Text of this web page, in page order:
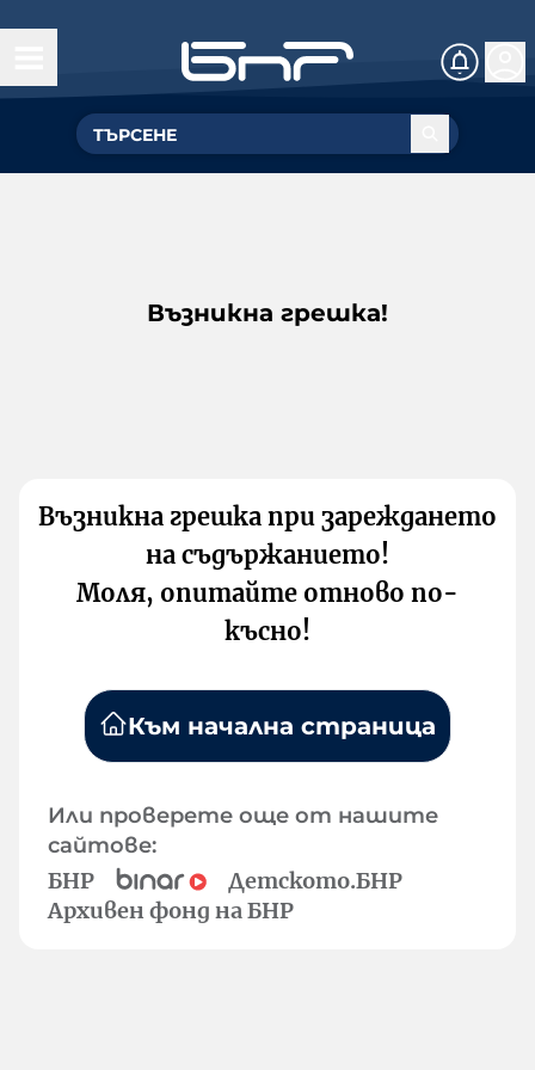
Възникна грешка!
Възникна грешка при зареждането
на съдържанието!
Моля, опитайте отново по-
късно!
Към начална страница
Или проверете още от нашите
сайтове:
БНР
Детското.БНР
Архивен фонд на БНР